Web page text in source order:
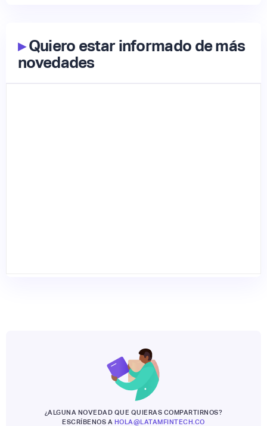
▸Quiero estar informado de más
novedades
¿ALGUNA NOVEDAD QUE QUIERAS COMPARTIRNOS?
ESCRÍBENOS A HOLA@LATAMFINTECH.CO